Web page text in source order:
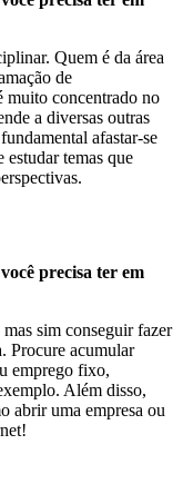
Quem é da área
de
muito concentrado no
a diversas outras
afastar-se
estudar temas que
sim conseguir fazer
Procure acumular
emprego fixo,
Além disso,
abrir uma empresa ou